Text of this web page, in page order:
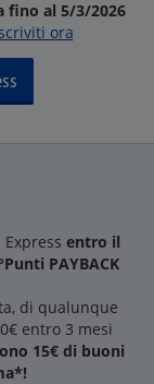
fino al 5/3/2026
ora
entro il
PAYBACK
di qualunque
entro 3 mesi
15€ di buoni